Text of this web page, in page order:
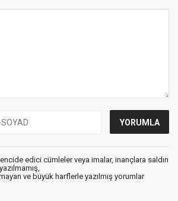
edici cümleler veya imalar, inançlara saldırı
ve büyük harflerle yazılmış yorumlar